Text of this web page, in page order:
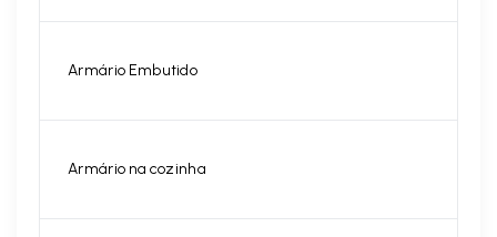
Armário Embutido
Armário na cozinha